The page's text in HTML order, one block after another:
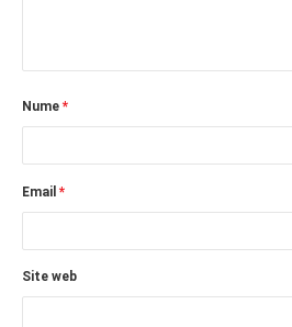
Nume *
Email *
Site web